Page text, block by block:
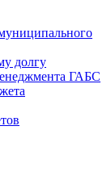
долгу
ГАБС